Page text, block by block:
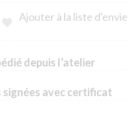
Ajouter à la liste d'envie
depuis l’atelier
avec certificat